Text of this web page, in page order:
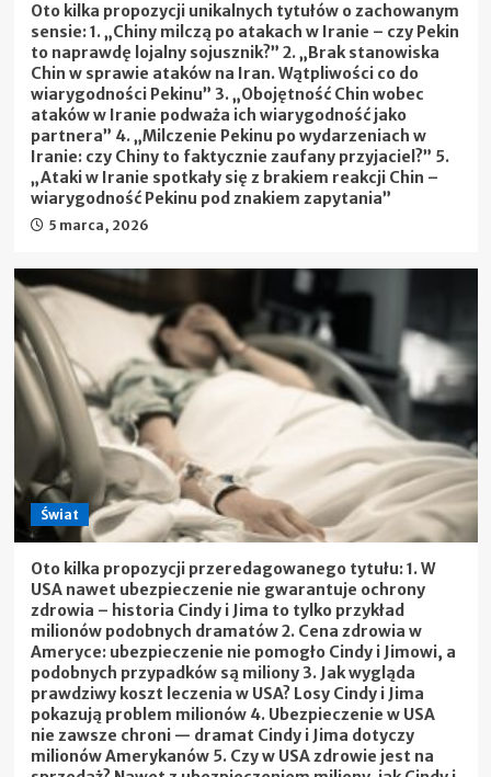
Oto kilka propozycji unikalnych tytułów o zachowanym
sensie: 1. „Chiny milczą po atakach w Iranie – czy Pekin
to naprawdę lojalny sojusznik?” 2. „Brak stanowiska
Chin w sprawie ataków na Iran. Wątpliwości co do
wiarygodności Pekinu” 3. „Obojętność Chin wobec
ataków w Iranie podważa ich wiarygodność jako
partnera” 4. „Milczenie Pekinu po wydarzeniach w
Iranie: czy Chiny to faktycznie zaufany przyjaciel?” 5.
„Ataki w Iranie spotkały się z brakiem reakcji Chin –
wiarygodność Pekinu pod znakiem zapytania”
5 marca, 2026
Świat
Oto kilka propozycji przeredagowanego tytułu: 1. W
USA nawet ubezpieczenie nie gwarantuje ochrony
zdrowia – historia Cindy i Jima to tylko przykład
milionów podobnych dramatów 2. Cena zdrowia w
Ameryce: ubezpieczenie nie pomogło Cindy i Jimowi, a
podobnych przypadków są miliony 3. Jak wygląda
prawdziwy koszt leczenia w USA? Losy Cindy i Jima
pokazują problem milionów 4. Ubezpieczenie w USA
nie zawsze chroni — dramat Cindy i Jima dotyczy
milionów Amerykanów 5. Czy w USA zdrowie jest na